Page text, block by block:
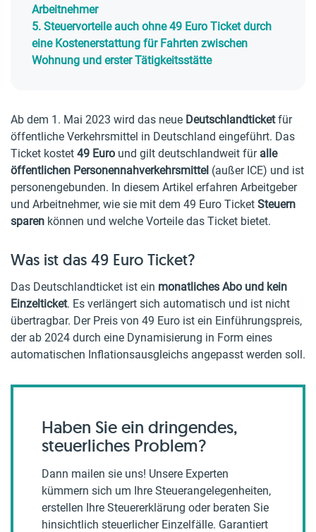
Arbeitnehmer
5. Steuervorteile auch ohne 49 Euro Ticket durch
eine Kostenerstattung für Fahrten zwischen
Wohnung und erster Tätigkeitsstätte
Ab dem 1. Mai 2023 wird das neue Deutschlandticketfür
öffentliche Verkehrsmittel in Deutschland eingeführt. Das
Ticket kostet 49 Euro und gilt deutschlandweit für alle
öffentlichen Personennahverkehrsmittel (außer ICE) und ist
personengebunden. In diesem Artikel erfahren Arbeitgeber
und Arbeitnehmer, wie sie mit dem 49 Euro Ticket Steuern
sparen können und welche Vorteile das Ticket bietet.
Was ist das 49 Euro Ticket?
Das Deutschlandticket ist ein monatliches Abo und kein
Einzelticket. Es verlängert sich automatisch und ist nicht
übertragbar. Der Preis von 49 Euro ist ein Einführungspreis,
der ab 2024 durch eine Dynamisierung in Form eines
automatischen Inflationsausgleichs angepasst werden soll.
Haben Sie ein dringendes,
steuerliches Problem?
Dann mailen sie uns! Unsere Experten
kümmern sich um Ihre Steuerangelegenheiten,
erstellen Ihre Steuererklärung oder beraten Sie
hinsichtlich steuerlicher Einzelfälle. Garantiert